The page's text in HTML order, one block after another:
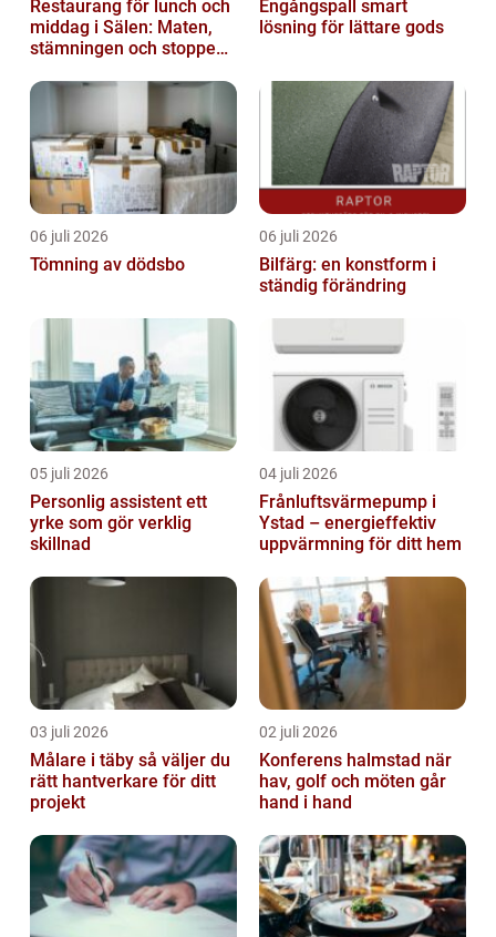
Restaurang för lunch och
middag i Sälen: Maten,
stämningen och stoppen
Engångspall smart
lösning för lättare gods
06 juli 2026
Tömning av dödsbo
06 juli 2026
Bilfärg: en konstform i
ständig förändring
05 juli 2026
Personlig assistent ett
yrke som gör verklig
skillnad
04 juli 2026
Frånluftsvärmepump i
Ystad – energieffektiv
uppvärmning för ditt hem
03 juli 2026
Målare i täby så väljer du
rätt hantverkare för ditt
projekt
02 juli 2026
Konferens halmstad när
hav, golf och möten går
hand i hand